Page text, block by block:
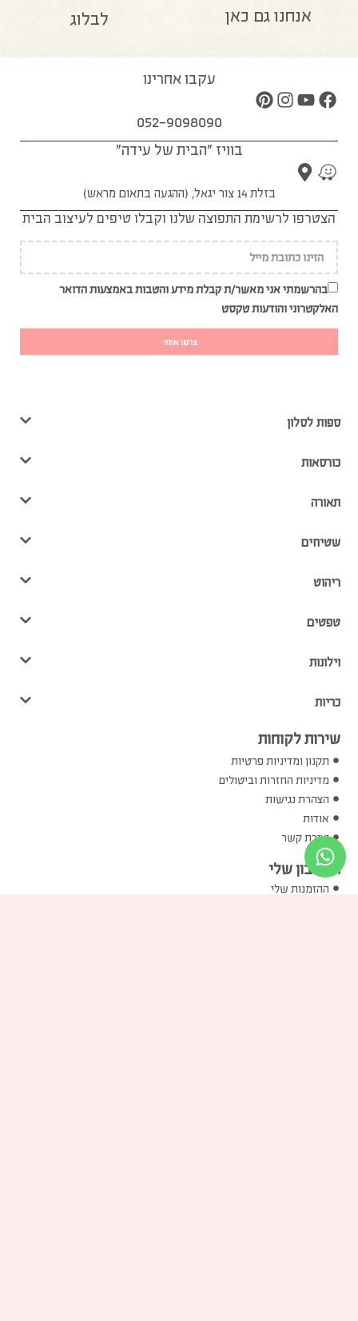
אנחנו גם כאן לבלוג
עקבו אחרינו
052-9098090
בוויז "הבית של עידה"
בזלת 14 צור יגאל, (ההגעה בתאום מראש)
הצטרפו לרשימת התפוצה שלנו וקבלו טיפים לעיצוב הבית
בהרשמתי אני מאשר/ת קבלת מידע והטבות באמצעות הדואר
האלקטרוני והודעות טקסט
צרפו אותי
ספות לסלון
כורסאות
תאורה
שטיחים
ריהוט
טפטים
וילונות
כריות
שירות לקוחות
תקנון ומדיניות פרטיות
מדיניות החזרות וביטולים
הצהרת נגישות
אודות
יצירת קשר
החשבון שלי
ההזמנות שלי